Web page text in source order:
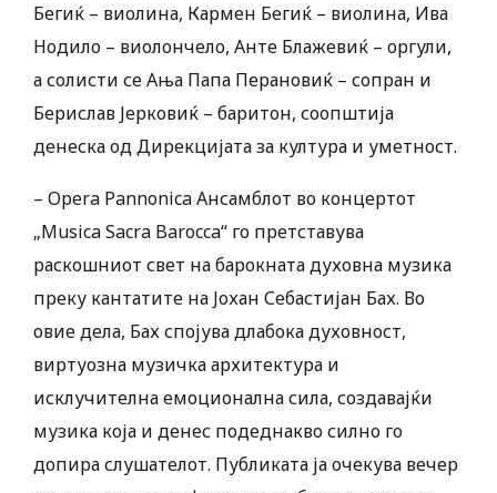
Бегиќ – виолина, Кармен Бегиќ – виолина, Ива
Нодило – виолончело, Анте Блажевиќ – оргули,
а солисти се Ања Папа Перановиќ – сопран и
Берислав Јерковиќ – баритон, соопштија
денеска од Дирекцијата за култура и уметност.
– Opera Pannonica Ансамблот во концертот
„Musica Sacra Barocca“ го претставува
раскошниот свет на барокната духовна музика
преку кантатите на Јохан Себастијан Бах. Во
овие дела, Бах спојува длабока духовност,
виртуозна музичка архитектура и
исклучителна емоционална сила, создавајќи
музика која и денес подеднакво силно го
допира слушателот. Публиката ја очекува вечер